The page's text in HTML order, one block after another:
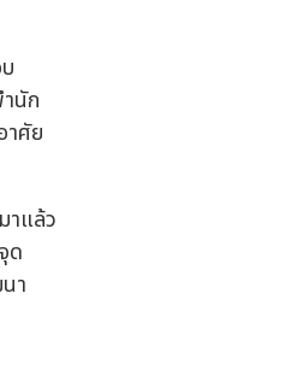
นัก
าศัย
าแล้ว
ด
า